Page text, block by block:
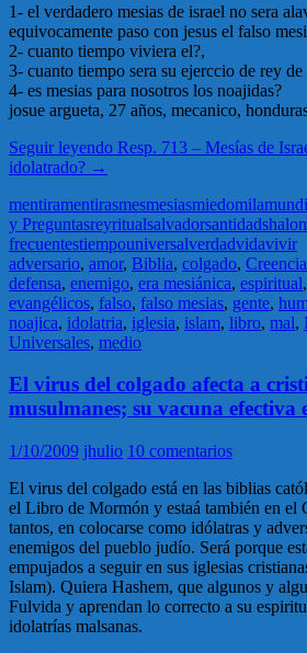
1- el verdadero mesias de israel no sera
equivocamente paso con jesus el falso
2- cuanto tiempo viviera el?,
3- cuanto tiempo sera su ejerccio de rey de
4- es mesias para nosotros los noajidas?
josue argueta, 27 años, mecanico,
Seguir leyendo Resp. 713 – Mesías de
idolatrado? →
mentiramentirasmesmesiasmiedomila
y Preguntasreyritualsalvadorsantidad
frecuentestiempouniversalverdadvidavivir
adversario, amor, Biblia, colgado,
defensa, enemigo, era mesiánica, espiritual,
evangélicos, falso, falso mesias, gente,
noajica, idolatria, iglesia, islam, libro, mal,
Universales, medio
El virus del colgado afecta a
musulmanes; su vacuna efectiva
1/10/2009 jhulio 10 comentarios
El virus del colgado está en las biblias
el Libro de Mormón y estaá también en el
tantos, en colocarse como idólatras y
enemigos del pueblo judío. Será porque
empujados a seguir en sus iglesias
Islam). Quiera Hashem, que algunos y
Fulvida y aprendan lo correcto a su
idolatrías malsanas.